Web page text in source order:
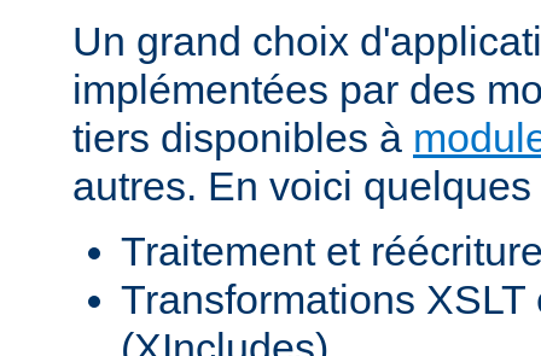
Un grand choix
implémentées par des
tiers disponibles à
autres. En voici
Traitement et
Transformations